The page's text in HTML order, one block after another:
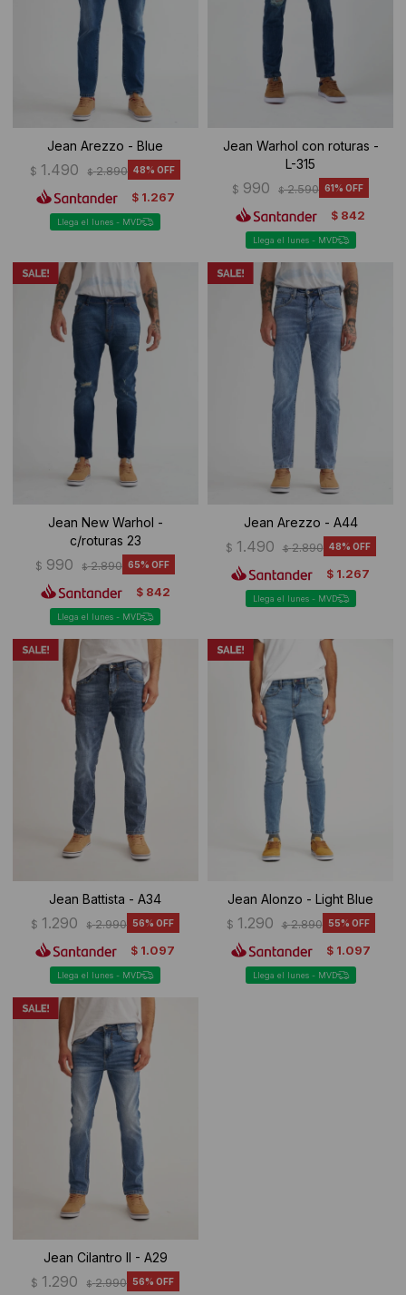
Jean Arezzo - Blue
$ 1.490 $ 2.890 48
$ 1.267
Llega el lunes - MVD
Jean Warhol con roturas -
L-315
$ 990 $ 2.590 61
$ 842
Llega el lunes - MVD
Jean New Warhol -
c/roturas 23
$ 990 $ 2.890 65
$ 842
Llega el lunes - MVD
Jean Arezzo - A44
$ 1.490 $ 2.890 48
$ 1.267
Llega el lunes - MVD
Jean Battista - A34
$ 1.290 $ 2.990 56
$ 1.097
Llega el lunes - MVD
Jean Alonzo - Light Blue
$ 1.290 $ 2.890 55
$ 1.097
Llega el lunes - MVD
Jean Cilantro II - A29
$ 1.290 $ 2.990 56
Ropa Interior
Canguros
Camperas
Tejidos
Buzos
Shorts de baño
Sherpas
Camisas y blusas
Vestidos
Sherpas